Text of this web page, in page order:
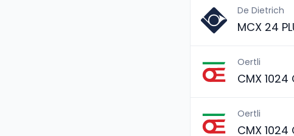
De Dietrich
MCX 24
Oertli
CMX 1024
Oertli
CMX 1024